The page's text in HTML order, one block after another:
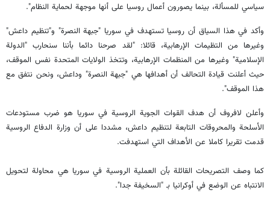
سياسي للمسألة، بينما يصورون أعمال روسيا على أنها موجهة لحماية النظام".
وأكد في هذا السياق أن روسيا تستهدف في سوريا "جبهة النصرة" و"تنظيم داعش"
وغيرها من التظيمات الإرهابية، قائلا: "لقد صرحنا دائما بأننا سنحارب "الدولة
الإسلامية" وغيرها من المنظمات الإرهابية، وتتخذ الولايات المتحدة نفس الموقف،
حيث أعلنت قيادة التحالف أن أهدافها هي "جبهة النصرة" وداعش، ونحن نتفق مع
هذا الموقف".
وأعلن لافروف أن هدف القوات الجوية الروسية في سوريا هو ضرب مستودعات
الأسلحة والمحروقات التابعة لتنظيم داعش، مشددا على أن وزارة الدفاع الروسية
قدمت تقريرا كاملا عن الأهداف التي استهدفت.
كما وصف التصريحات القائلة بأن العملية الروسية في سوريا هي محاولة لتحويل
الانتباه عن الوضع في أوكرانيا بـ "السخيفة جدا".